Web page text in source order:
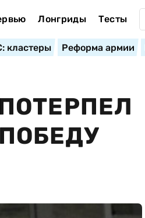
Лонгриды Тесты
кластеры Реформа армии